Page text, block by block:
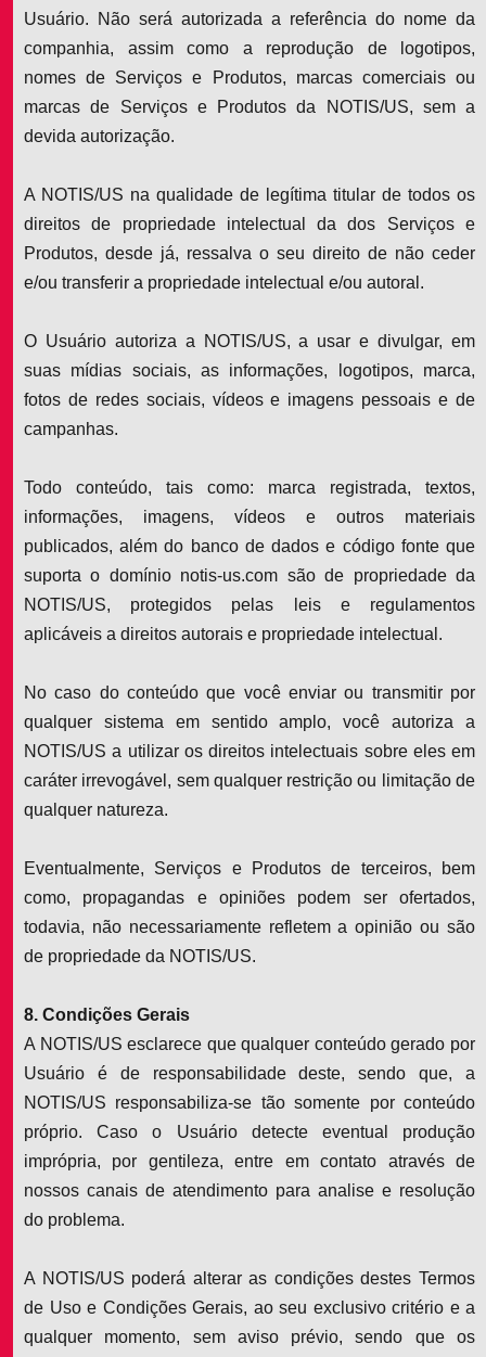
Usuário. Não será autorizada a referência do nome da
companhia, assim como a reprodução de logotipos,
nomes de Serviços e Produtos, marcas comerciais ou
marcas de Serviços e Produtos da NOTIS/US, sem a
devida autorização.
A NOTIS/US na qualidade de legítima titular de todos os
direitos de propriedade intelectual da dos Serviços e
Produtos, desde já, ressalva o seu direito de não ceder
e/ou transferir a propriedade intelectual e/ou autoral.
O Usuário autoriza a NOTIS/US, a usar e divulgar, em
suas mídias sociais, as informações, logotipos, marca,
fotos de redes sociais, vídeos e imagens pessoais e de
campanhas.
Todo conteúdo, tais como: marca registrada, textos,
informações, imagens, vídeos e outros materiais
publicados, além do banco de dados e código fonte que
suporta o domínio notis-us.com são de propriedade da
NOTIS/US, protegidos pelas leis e regulamentos
aplicáveis a direitos autorais e propriedade intelectual.
No caso do conteúdo que você enviar ou transmitir por
qualquer sistema em sentido amplo, você autoriza a
NOTIS/US a utilizar os direitos intelectuais sobre eles em
caráter irrevogável, sem qualquer restrição ou limitação de
qualquer natureza.
Eventualmente, Serviços e Produtos de terceiros, bem
como, propagandas e opiniões podem ser ofertados,
todavia, não necessariamente refletem a opinião ou são
de propriedade da NOTIS/US.
8. Condições Gerais
A NOTIS/US esclarece que qualquer conteúdo gerado por
Usuário é de responsabilidade deste, sendo que, a
NOTIS/US responsabiliza-se tão somente por conteúdo
próprio. Caso o Usuário detecte eventual produção
imprópria, por gentileza, entre em contato através de
nossos canais de atendimento para analise e resolução
do problema.
A NOTIS/US poderá alterar as condições destes Termos
de Uso e Condições Gerais, ao seu exclusivo critério e a
qualquer momento, sem aviso prévio, sendo que os